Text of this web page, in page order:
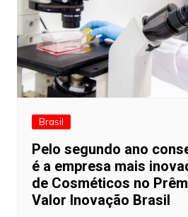
Brasil
Pelo segundo ano
é a empresa mais
de Cosméticos no
Valor Inovação Brasil